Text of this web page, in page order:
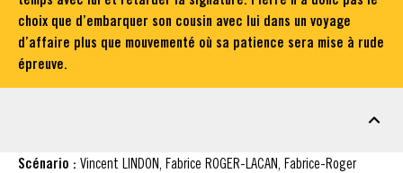
choix que d’embarquer son cousin avec lui dans un voyage
d’affaire plus que mouvementé où sa patience sera mise à rude
épreuve.
Scénario : Vincent LINDON, Fabrice ROGER-LACAN, Fabrice-Roger